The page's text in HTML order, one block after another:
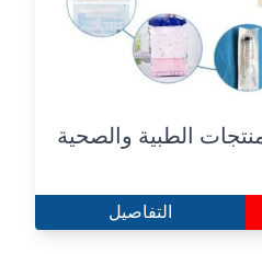
الطبية والصحية
التفاصيل